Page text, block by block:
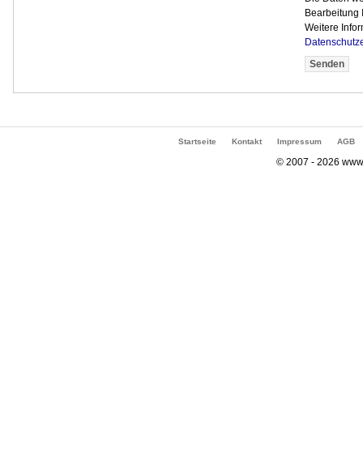
Bearbeitung
Weitere
Startseite Kontakt Impressum AGB
© 2007 - 2026